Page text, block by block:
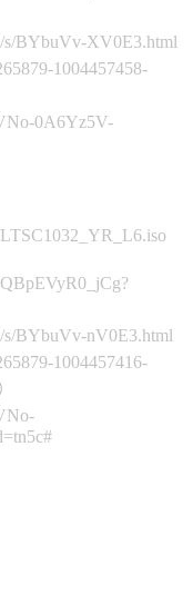
BYbuVv-XV0E3.html
1004457458-
0A6Yz5V-
BYbuVv-nV0E3.html
1004457416-